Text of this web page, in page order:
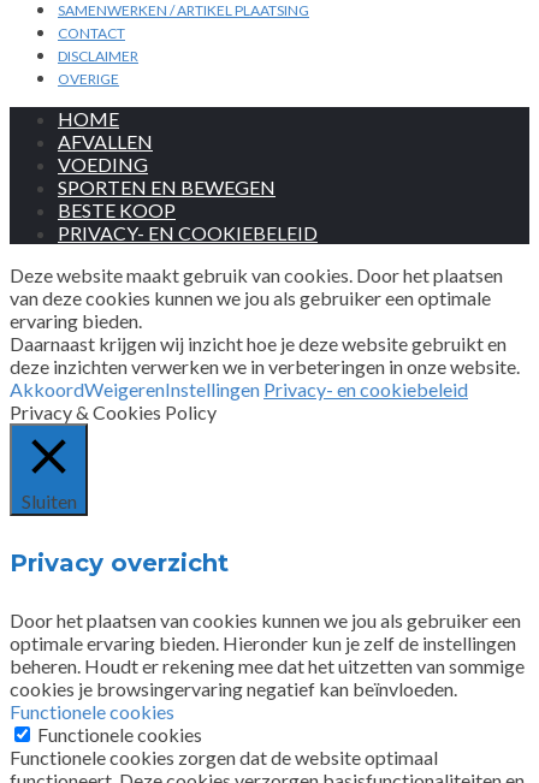
SAMENWERKEN / ARTIKEL PLAATSING
CONTACT
DISCLAIMER
OVERIGE
HOME
AFVALLEN
VOEDING
SPORTEN EN BEWEGEN
BESTE KOOP
PRIVACY- EN COOKIEBELEID
Deze website maakt gebruik van cookies. Door het plaatsen
van deze cookies kunnen we jou als gebruiker een optimale
ervaring bieden.
Daarnaast krijgen wij inzicht hoe je deze website gebruikt en
deze inzichten verwerken we in verbeteringen in onze website.
AkkoordWeigerenInstellingen Privacy- en cookiebeleid
Privacy & Cookies Policy
Sluiten
Privacy overzicht
Door het plaatsen van cookies kunnen we jou als gebruiker een
optimale ervaring bieden. Hieronder kun je zelf de instellingen
beheren. Houdt er rekening mee dat het uitzetten van sommige
cookies je browsingervaring negatief kan beïnvloeden.
Functionele cookies
Functionele cookies
Functionele cookies zorgen dat de website optimaal